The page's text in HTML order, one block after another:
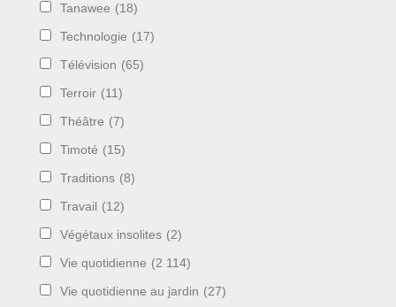
Tanawee (18)
Technologie (17)
Télévision (65)
Terroir (11)
Théâtre (7)
Timoté (15)
Traditions (8)
Travail (12)
Végétaux insolites (2)
Vie quotidienne (2 114)
Vie quotidienne au jardin (27)